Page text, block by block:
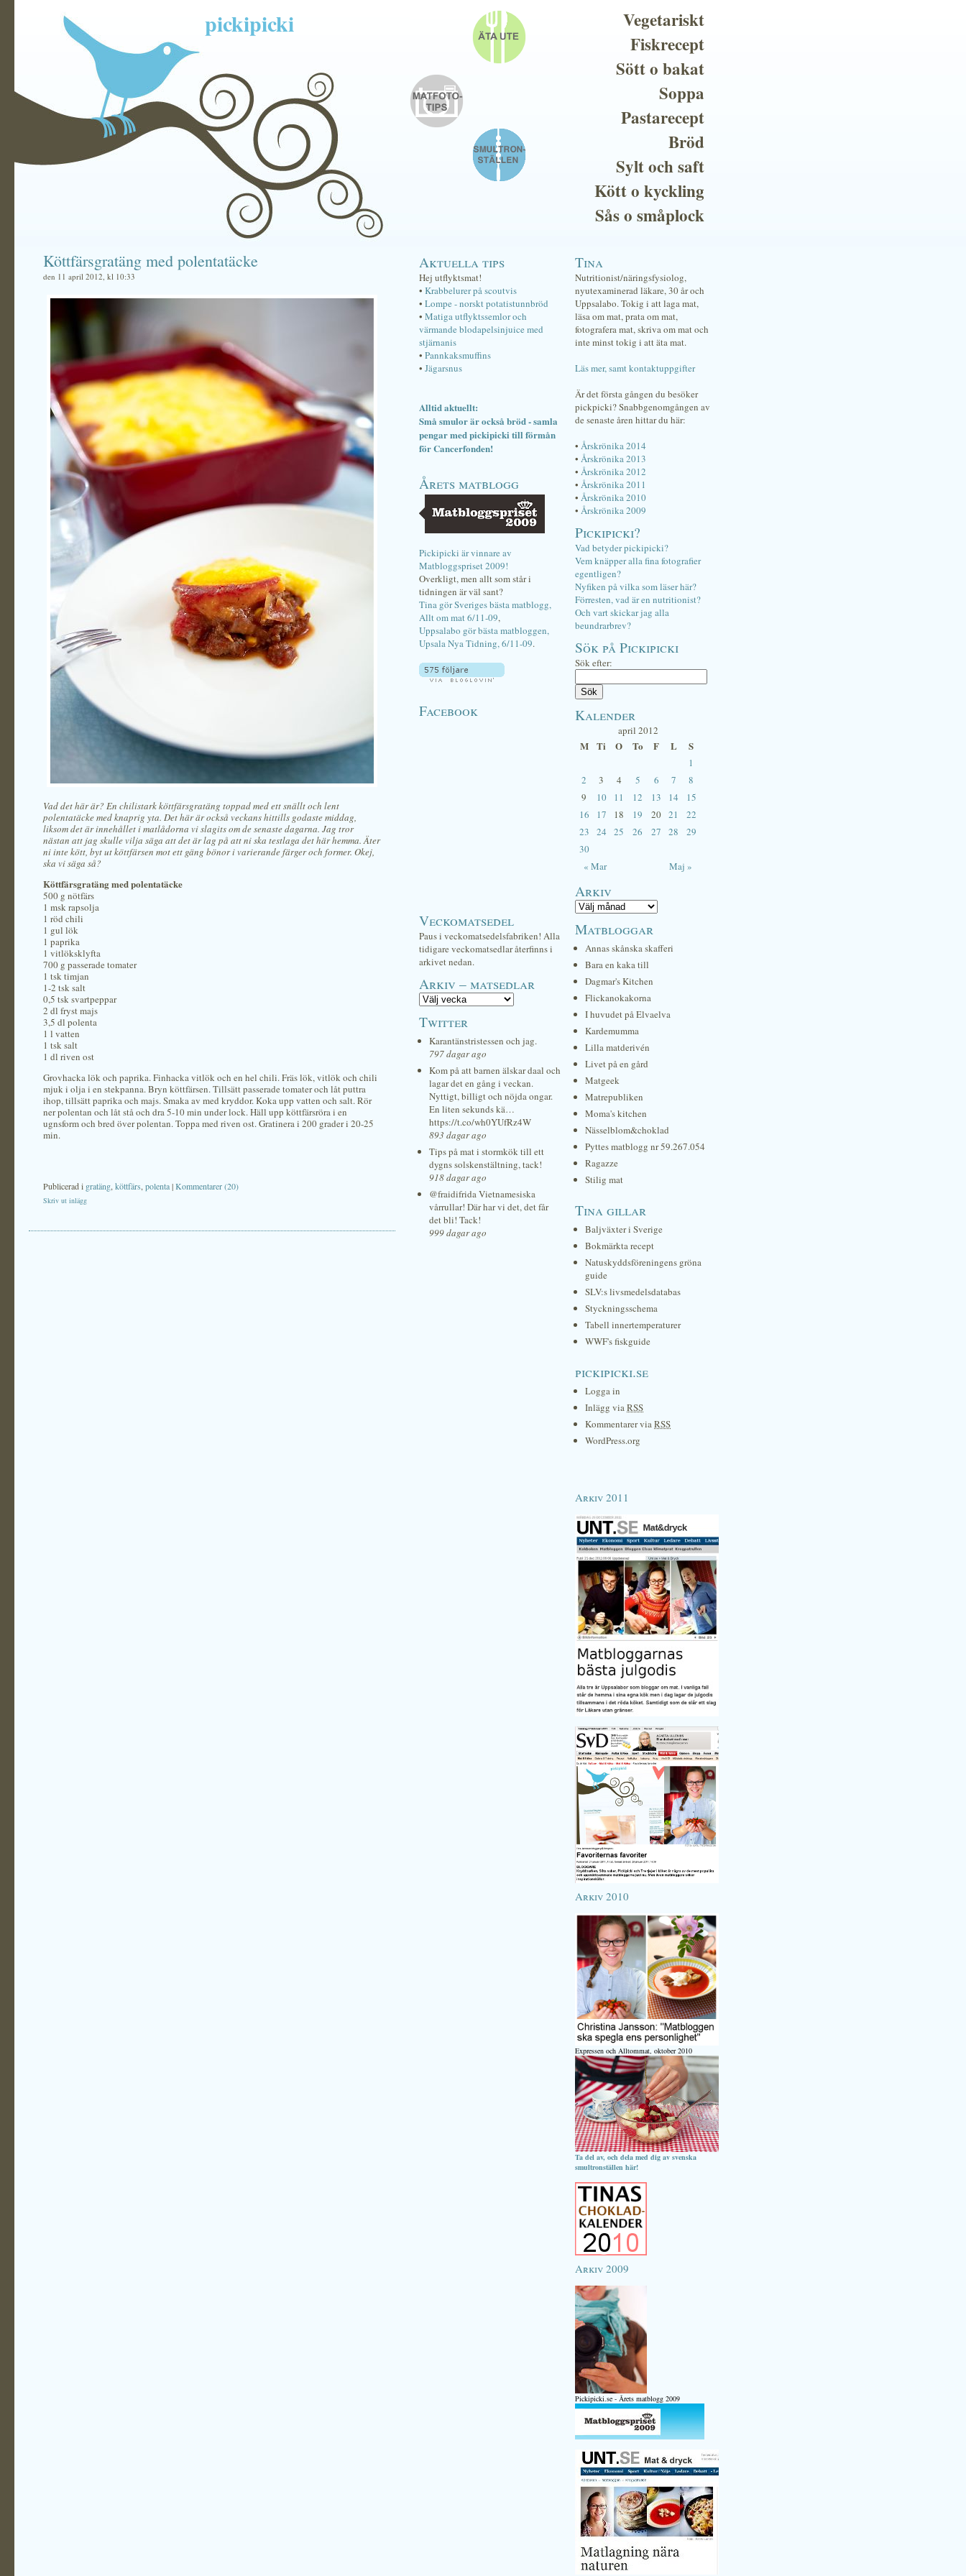
pickipicki
Vegetariskt
Fiskrecept
Sött o bakat
Soppa
Pastarecept
Bröd
Sylt och saft
Kött o kyckling
Sås o småplock
Köttfärsgratäng med polentatäcke
den 11 april 2012, kl 10:33
Vad det här är? En chilistark köttfärsgratäng toppad med ett snällt och lent
polentatäcke med knaprig yta. Det här är också veckans hittills godaste middag,
liksom det är innehållet i matlådorna vi slagits om de senaste dagarna. Jag tror
nästan att jag skulle vilja säga att det är lag på att ni ska testlaga det här hemma. Äter
ni inte kött, byt ut köttfärsen mot ett gäng bönor i varierande färger och former. Okej,
ska vi säga så?
Köttfärsgratäng med polentatäcke
500 g nötfärs
1 msk rapsolja
1 röd chili
1 gul lök
1 paprika
1 vitlöksklyfta
700 g passerade tomater
1 tsk timjan
1-2 tsk salt
0,5 tsk svartpeppar
2 dl fryst majs
3,5 dl polenta
1 l vatten
1 tsk salt
1 dl riven ost
Grovhacka lök och paprika. Finhacka vitlök och en hel chili. Fräs lök, vitlök och chili
mjuk i olja i en stekpanna. Bryn köttfärsen. Tillsätt passerade tomater och låt puttra
ihop, tillsätt paprika och majs. Smaka av med kryddor. Koka upp vatten och salt. Rör
ner polentan och låt stå och dra 5-10 min under lock. Häll upp köttfärsröra i en
ugnsform och bred över polentan. Toppa med riven ost. Gratinera i 200 grader i 20-25
min.
Publicerad i gratäng köttfärs polenta|Kommentarer (20)
Skriv ut inlägg
Aktuella tips
Hej utflyktsmat!
• Krabbelurer på scoutvis
• Lompe - norskt potatistunnbröd
• Matiga utflyktssemlor och
värmande blodapelsinjuice med
stjärnanis
• Pannkaksmuffins
• Jägarsnus
Alltid aktuellt:
Små smulor är också bröd - samla
pengar med pickipicki till förmån
för Cancerfonden!
Årets matblogg
Pickipicki är vinnare av
Matbloggspriset 2009!
Overkligt, men allt som står i
tidningen är väl sant?
Tina gör Sveriges bästa matblogg,
Allt om mat 6/11-09,
Uppsalabo gör bästa matbloggen,
Upsala Nya Tidning, 6/11-09.
Facebook
Veckomatsedel
Paus i veckomatsedelsfabriken! Alla
tidigare veckomatsedlar återfinns i
arkivet nedan.
Arkiv – matsedlar
Twitter
Karantänstristessen och jag.
797 dagar ago
Kom på att barnen älskar daal och
lagar det en gång i veckan.
Nyttigt, billigt och nöjda ongar.
En liten sekunds kä…
https://t.co/wh0YUfRz4W
893 dagar ago
Tips på mat i stormkök till ett
dygns solskenstältning, tack!
918 dagar ago
@fraidifrida Vietnamesiska
vårrullar! Där har vi det, det får
det bli! Tack!
999 dagar ago
Tina
Nutritionist/näringsfysiolog,
nyutexaminerad läkare, 30 år och
Uppsalabo. Tokig i att laga mat,
läsa om mat, prata om mat,
fotografera mat, skriva om mat och
inte minst tokig i att äta mat.
Läs mer, samt kontaktuppgifter
Är det första gången du besöker
pickpicki? Snabbgenomgången av
de senaste åren hittar du här:
• Årskrönika 2014
• Årskrönika 2013
• Årskrönika 2012
• Årskrönika 2011
• Årskrönika 2010
• Årskrönika 2009
Pickipicki?
Vad betyder pickipicki?
Vem knäpper alla fina fotografier
egentligen?
Nyfiken på vilka som läser här?
Förresten, vad är en nutritionist?
Och vart skickar jag alla
beundrarbrev?
Sök på Pickipicki
Sök efter:
Kalender
april 2012
M Ti O To F L S
« Mar Maj »
1
2
3 4 5 6 7
8
9
10 11 12 13 14
15
16
17 18 19 20 21
22
23
24 25 26 27 28
29
30
Arkiv
Matbloggar
Annas skånska skafferi
Bara en kaka till
Dagmar's Kitchen
Flickanokakorna
I huvudet på Elvaelva
Kardemumma
Lilla matderivén
Livet på en gård
Matgeek
Matrepubliken
Moma's kitchen
Nässelblom&choklad
Pyttes matblogg nr 59.267.054
Ragazze
Stilig mat
Tina gillar
Baljväxter i Sverige
Bokmärkta recept
Natuskyddsföreningens gröna
guide
SLV:s livsmedelsdatabas
Styckningsschema
Tabell innertemperaturer
WWF's fiskguide
pickipicki.se
Logga in
Inlägg viaRSS
Kommentarer viaRSS
WordPress.org
Arkiv 2011
Arkiv 2010
Expressen och Alltommat, oktober 2010
Ta del av, och dela med dig av svenska
smultronställen här!
Arkiv 2009
Pickipicki.se - Årets matblogg 2009